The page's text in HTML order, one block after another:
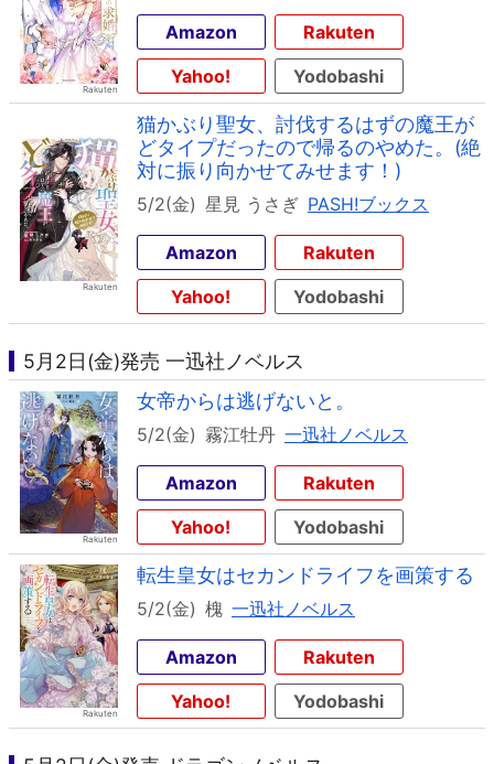
Amazon
Rakuten
Yahoo!
Yodobashi
猫かぶり聖女、討伐するはずの魔王が
どタイプだったので帰るのやめた。(絶
対に振り向かせてみせます！)
5/2(金) 星見 うさぎ PASH!ブックス
Amazon
Rakuten
Yahoo!
Yodobashi
5月2日(金)発売 一迅社ノベルス
女帝からは逃げないと。
5/2(金) 霧江牡丹 一迅社ノベルス
Amazon
Rakuten
Yahoo!
Yodobashi
転生皇女はセカンドライフを画策する
5/2(金) 槐 一迅社ノベルス
Amazon
Rakuten
Yahoo!
Yodobashi